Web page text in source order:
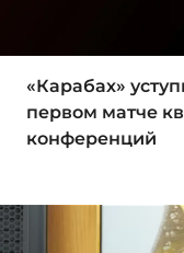
«Карабах»
первом матче
конференций